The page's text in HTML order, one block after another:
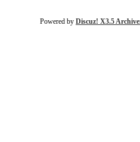
Powered by Discuz! X3.5